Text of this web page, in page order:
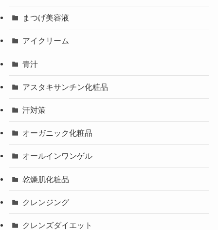
まつげ美容液
アイクリーム
青汁
アスタキサンチン化粧品
汗対策
オーガニック化粧品
オールインワンゲル
乾燥肌化粧品
クレンジング
クレンズダイエット